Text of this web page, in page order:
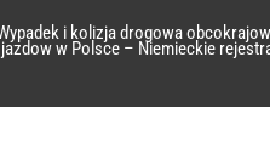
i kolizja drogowa
w Polsce – Niemieckie